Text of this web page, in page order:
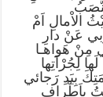
الاْمالِ اَمْ
عَنْ دارِ
مِنْ هَواهـا
لِجُرْاَتِها
بِيَدِ رَجائي
بِاَطْرافِ